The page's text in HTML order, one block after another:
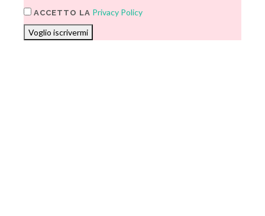
ACCETTO LA Privacy Policy
Voglio iscrivermi